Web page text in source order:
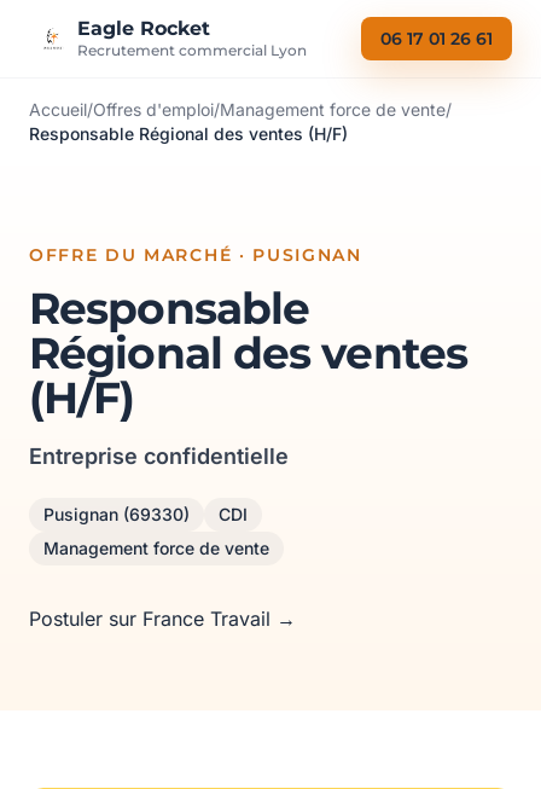
Eagle Rocket
Recrutement commercial Lyon
06 17 01 26 61
Accueil/Offres d'emploi/Management force de vente/
Responsable Régional des ventes (H/F)
OFFRE DU MARCHÉ · PUSIGNAN
Responsable
Régional des ventes
(H/F)
Entreprise confidentielle
Pusignan (69330)
CDI
Management force de vente
Postuler sur France Travail →